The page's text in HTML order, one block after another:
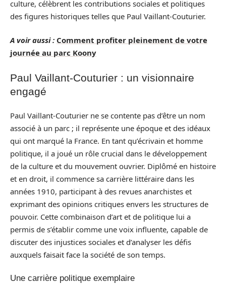
culture, célèbrent les contributions sociales et politiques
des figures historiques telles que Paul Vaillant-Couturier.
A voir aussi : Comment profiter pleinement de votre
journée au parc Koony
Paul Vaillant-Couturier : un visionnaire
engagé
Paul Vaillant-Couturier ne se contente pas d’être un nom
associé à un parc ; il représente une époque et des idéaux
qui ont marqué la France. En tant qu’écrivain et homme
politique, il a joué un rôle crucial dans le développement
de la culture et du mouvement ouvrier. Diplômé en histoire
et en droit, il commence sa carrière littéraire dans les
années 1910, participant à des revues anarchistes et
exprimant des opinions critiques envers les structures de
pouvoir. Cette combinaison d’art et de politique lui a
permis de s’établir comme une voix influente, capable de
discuter des injustices sociales et d’analyser les défis
auxquels faisait face la société de son temps.
Une carrière politique exemplaire